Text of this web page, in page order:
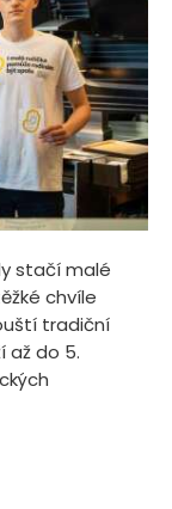
stačí malé
chvíle
tradiční
až do 5.